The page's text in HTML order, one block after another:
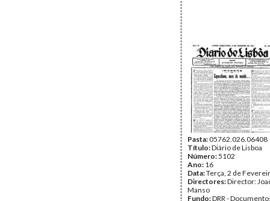
Pasta:05762.026.06408
Título:Diário de Lisboa
Número:5102
Ano: 16
Data:Terça, 2 de
Directores:Director:
Manso
Fundo:DRR -